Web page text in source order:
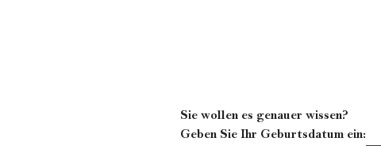
Sie wollen es genauer wissen?
Geben Sie Ihr Geburtsdatum ein: